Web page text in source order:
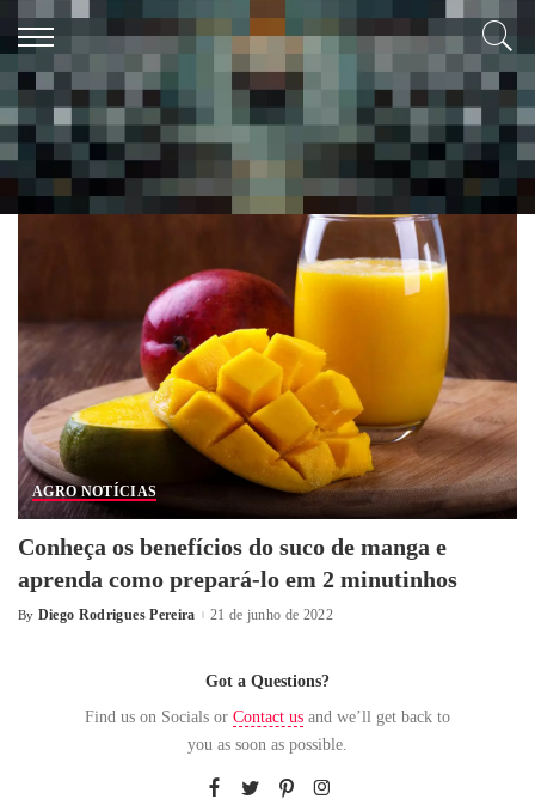
Tag:fazer suco de manga
AGRO NOTÍCIAS
Conheça os benefícios do suco de manga e
aprenda como prepará-lo em 2 minutinhos
By Diego Rodrigues Pereira 21 de junho de 2022
Got a Questions?
Find us on Socials or Contact us and we’ll get back to
you as soon as possible.